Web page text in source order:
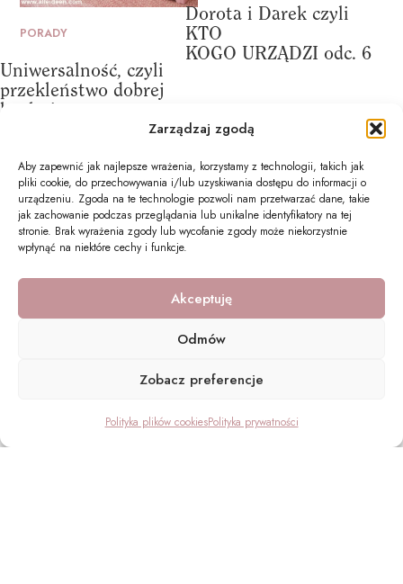
Zarządzaj zgodą
Aby zapewnić jak najlepsze wrażenia, korzystamy z technologii, takich jak
pliki cookie, do przechowywania i/lub uzyskiwania dostępu do informacji o
urządzeniu. Zgoda na te technologie pozwoli nam przetwarzać dane, takie
jak zachowanie podczas przeglądania lub unikalne identyfikatory na tej
stronie. Brak wyrażenia zgody lub wycofanie zgody może niekorzystnie
wpłynąć na niektóre cechy i funkcje.
Akceptuję
Odmów
Zobacz preferencje
Polityka plików cookiesPolityka prywatności
PORADY
Uniwersalność, czyli
przekleństwo dobrej
kuchni
Dorota i Darek czyli
KTO
KOGO URZĄDZI odc. 6